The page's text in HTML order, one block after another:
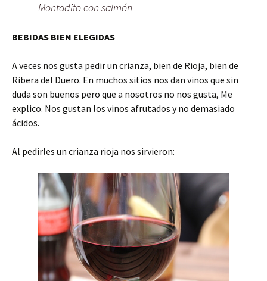
Montadito con salmón
BEBIDAS BIEN ELEGIDAS
A veces nos gusta pedir un crianza, bien de Rioja, bien de
Ribera del Duero. En muchos sitios nos dan vinos que sin
duda son buenos pero que a nosotros no nos gusta, Me
explico. Nos gustan los vinos afrutados y no demasiado
ácidos.
Al pedirles un crianza rioja nos sirvieron: